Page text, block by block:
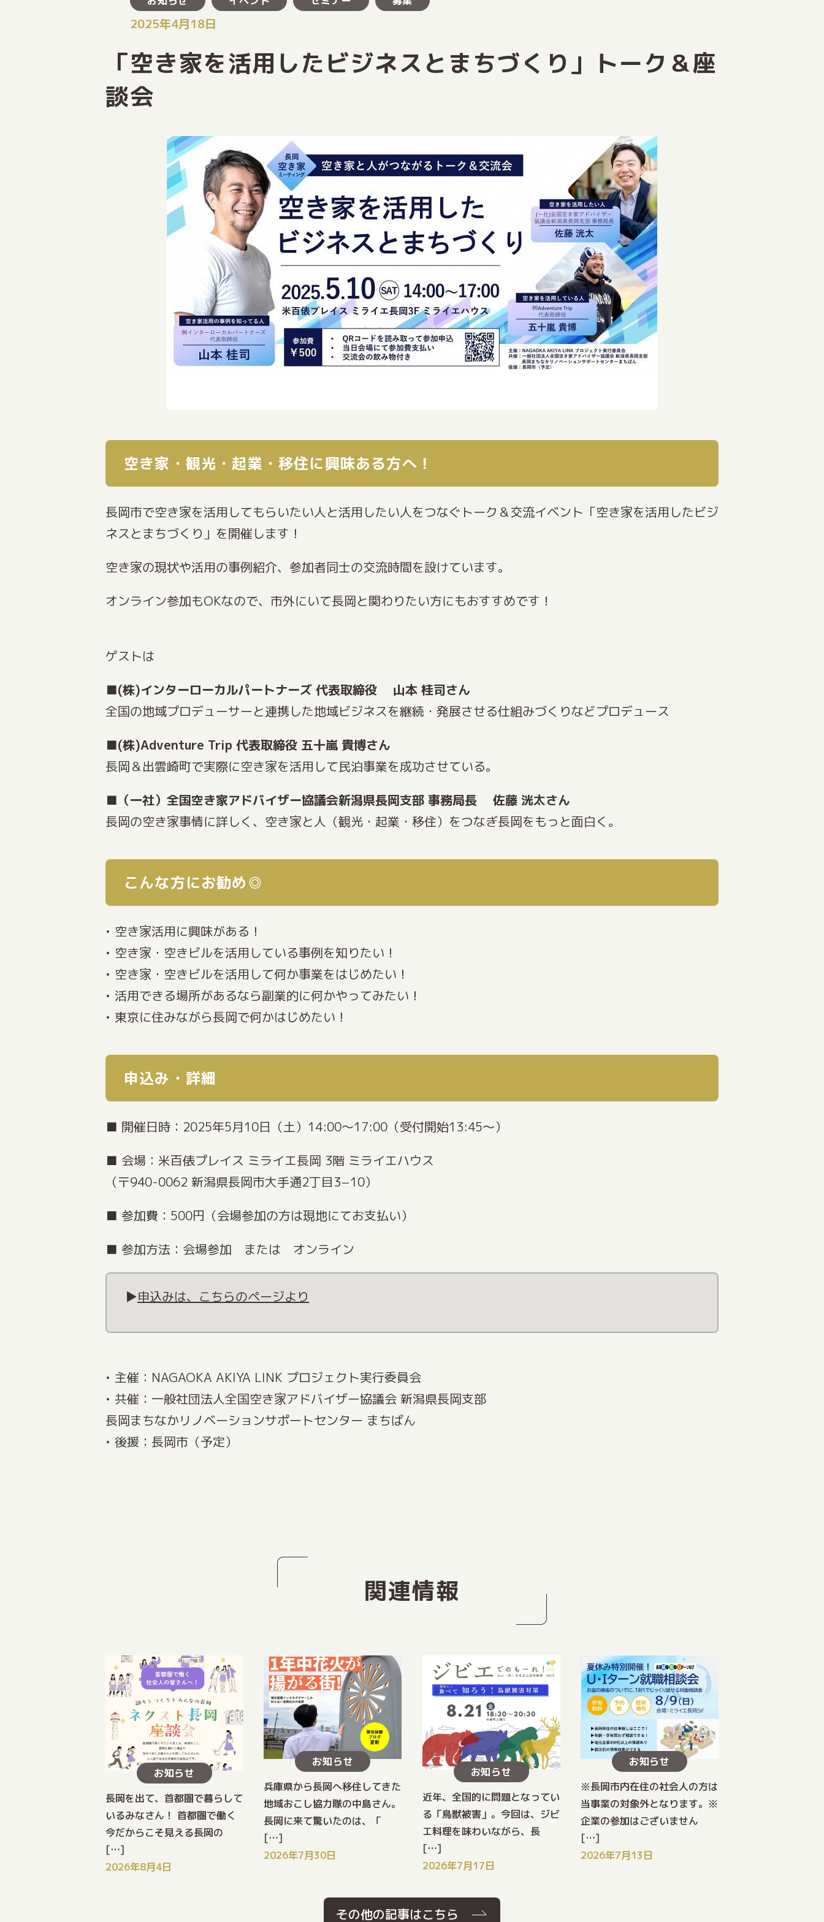
2025年4月18日
「空き家を活用したビジネスとまちづくり」トーク＆座
談会
空き家・観光・起業・移住に興味ある方へ！
長岡市で空き家を活用してもらいたい人と活用したい人をつなぐトーク＆交流イベント「空き家を活用したビジ
ネスとまちづくり」を開催します！
空き家の現状や活用の事例紹介、参加者同士の交流時間を設けています。
オンライン参加もOKなので、市外にいて長岡と関わりたい方にもおすすめです！
ゲストは
■(株)インターローカルパートナーズ 代表取締役 山本 桂司さん
全国の地域プロデューサーと連携した地域ビジネスを継続・発展させる仕組みづくりなどプロデュース
■(株)Adventure Trip 代表取締役 五十嵐 貴博さん
長岡＆出雲崎町で実際に空き家を活用して民泊事業を成功させている。
■ （一社）全国空き家アドバイザー協議会新潟県長岡支部 事務局長 佐藤 洸太さん
長岡の空き家事情に詳しく、空き家と人（観光・起業・移住）をつなぎ長岡をもっと面白く。
こんな方にお勧め◎
• 空き家活用に興味がある！
• 空き家・空きビルを活用している事例を知りたい！
• 空き家・空きビルを活用して何か事業をはじめたい！
• 活用できる場所があるなら副業的に何かやってみたい！
• 東京に住みながら長岡で何かはじめたい！
申込み・詳細
■ 開催日時：2025年5月10日（土）14:00〜17:00（受付開始13:45～）
■ 会場：米百俵プレイス ミライエ長岡 3階 ミライエハウス
（〒940-0062 新潟県長岡市大手通2丁目3−10）
■ 参加費：500円（会場参加の方は現地にてお支払い）
■ 参加方法：会場参加 または オンライン
▶申込みは、こちらのページより
• 主催：NAGAOKA AKIYA LINK プロジェクト実行委員会
• 共催：一般社団法人全国空き家アドバイザー協議会 新潟県長岡支部
長岡まちなかリノベーションサポートセンター まちばん
• 後援：長岡市（予定）
関連情報
お知らせ
長岡を出て、首都圏で暮らして
いるみなさん！ 首都圏で働く
今だからこそ見える長岡の
[…]
2026年8月4日
お知らせ
兵庫県から長岡へ移住してきた
地域おこし協力隊の中島さん。
長岡に来て驚いたのは、「
[…]
2026年7月30日
お知らせ
近年、全国的に問題となってい
る「鳥獣被害」。今回は、ジビ
エ料理を味わいながら、長
[…]
2026年7月17日
お知らせ
※長岡市内在住の社会人の方は
当事業の対象外となります。※
企業の参加はございません
[…]
2026年7月13日
その他の記事はこちら